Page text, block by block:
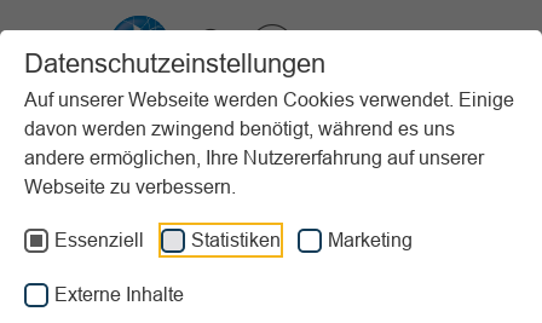
Datenschutzeinstellungen
Auf unserer Webseite werden Cookies verwendet. Einige
davon werden zwingend benötigt, während es uns
andere ermöglichen, Ihre Nutzererfahrung auf unserer
Webseite zu verbessern.
Essenziell Statistiken Marketing
Externe Inhalte
Startseite Sportpraxis
Stundenbeispiele (PfP)
Kinder und Jugendliche
Battle 4!
Vorlesen
Informationen zum Readspeaker öffnen
Alter:Ab 8 Jahren